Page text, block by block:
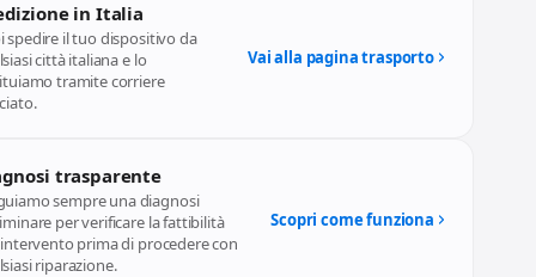
in Italia
spedire il tuo dispositivo da
città italiana e lo
tramite corriere
Vai alla pagina trasporto
trasparente
sempre una diagnosi
per verificare la fattibilità
prima di procedere con
riparazione.
Scopri come funziona